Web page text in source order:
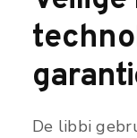
De libbi